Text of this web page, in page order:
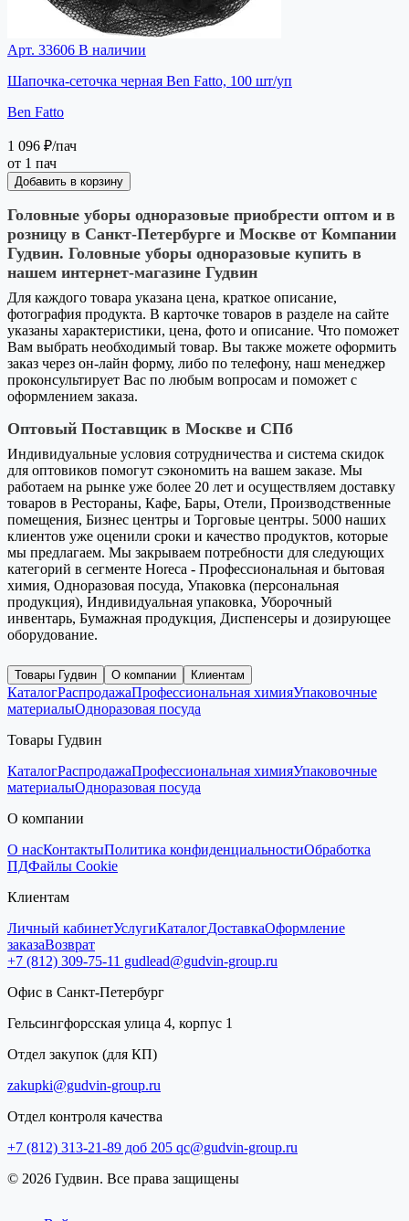
Арт. 33606 В наличии
Шапочка-сеточка черная Ben Fatto, 100 шт/уп
Ben Fatto
1 096 ₽/пач
от 1 пач
Добавить в корзину
Головные уборы одноразовые приобрести оптом и в
розницу в Санкт-Петербурге и Москве от Компании
Гудвин. Головные уборы одноразовые купить в
нашем интернет-магазине Гудвин
Для каждого товара указана цена, краткое описание,
фотография продукта. В карточке товаров в разделе на сайте
указаны характеристики, цена, фото и описание. Что поможет
Вам выбрать необходимый товар. Вы также можете оформить
заказ через он-лайн форму, либо по телефону, наш менеджер
проконсультирует Вас по любым вопросам и поможет с
оформлением заказа.
Оптовый Поставщик в Москве и СПб
Индивидуальные условия сотрудничества и система скидок
для оптовиков помогут сэкономить на вашем заказе. Мы
работаем на рынке уже более 20 лет и осуществляем доставку
товаров в Рестораны, Кафе, Бары, Отели, Производственные
помещения, Бизнес центры и Торговые центры. 5000 наших
клиентов уже оценили сроки и качество продуктов, которые
мы предлагаем. Мы закрываем потребности для следующих
категорий в сегменте Horeca - Профессиональная и бытовая
химия, Одноразовая посуда, Упаковка (персональная
продукция), Индивидуальная упаковка, Уборочный
инвентарь, Бумажная продукция, Диспенсеры и дозирующее
оборудование.
Товары Гудвин О компании Клиентам
КаталогРаспродажаПрофессиональная химияУпаковочные
материалыОдноразовая посуда
Товары Гудвин
КаталогРаспродажаПрофессиональная химияУпаковочные
материалыОдноразовая посуда
О компании
О насКонтактыПолитика конфиденциальностиОбработка
ПДФайлы Cookie
Клиентам
Личный кабинетУслугиКаталогДоставкаОформление
заказаВозврат
+7 (812) 309-75-11 gudlead@gudvin-group.ru
Офис в Санкт-Петербург
Гельсингфорсская улица 4, корпус 1
Отдел закупок (для КП)
zakupki@gudvin-group.ru
Отдел контроля качества
+7 (812) 313-21-89 доб 205 qc@gudvin-group.ru
© 2026 Гудвин. Все права защищены